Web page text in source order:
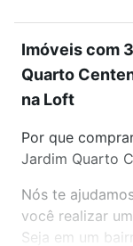
Imóveis com
Quarto
na Loft
Por que
Jardim Quarto
Nós te
você realizar
Seja em um